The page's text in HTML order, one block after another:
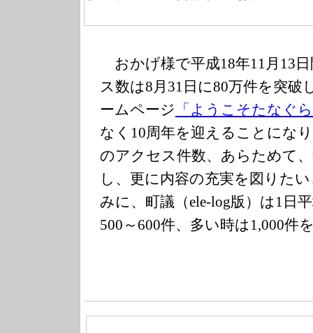
おかげ様で平成18年11月13
ス数は8月31日に80万件を突破
ームページ 「ようこそたなぐ
なく10周年を迎えることにな
のアクセス件数、あらためて
し、更に内容の充実を図りた
みに、町議（ele-log版）は1日
500～600件、多い時は1,000件